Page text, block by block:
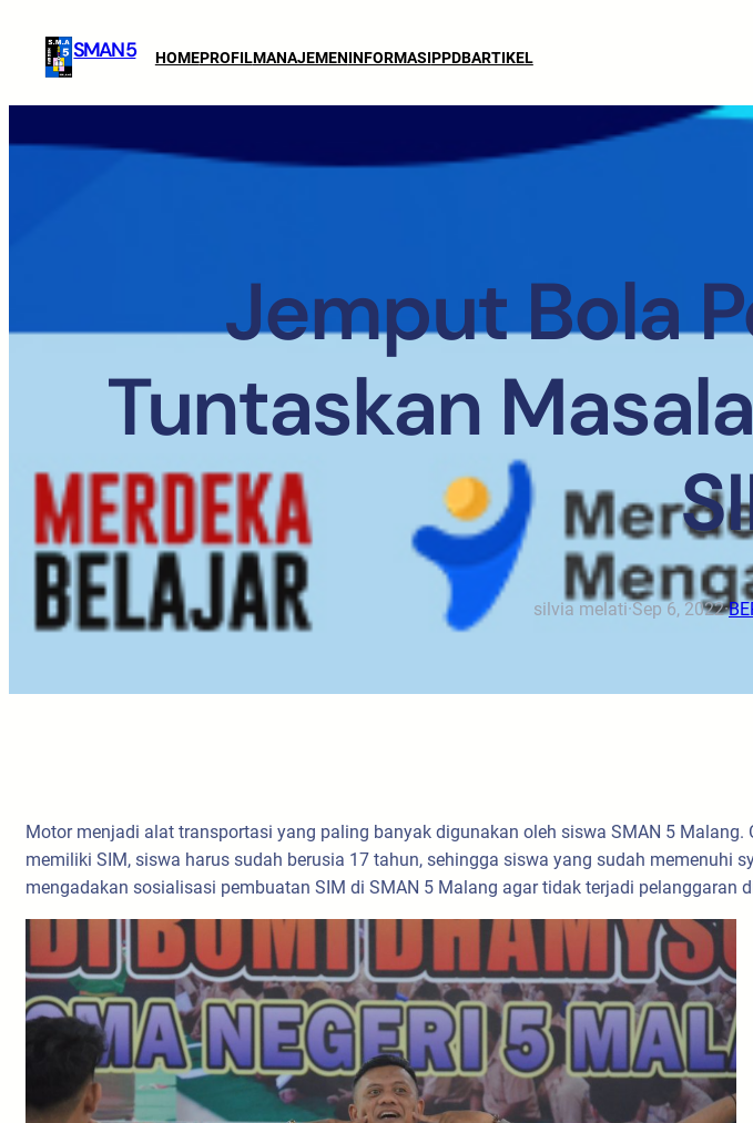
SMAN 5 HOMEPROFILMANAJEMENINFORMASIPPDBARTIKEL
Jemput Bola
Tuntaskan
silvia melati·Sep 6, 2022·
Motor menjadi alat transportasi yang paling banyak digunakan oleh siswa SMAN 5
memiliki SIM, siswa harus sudah berusia 17 tahun, sehingga siswa yang sudah memenuhi
mengadakan sosialisasi pembuatan SIM di SMAN 5 Malang agar tidak terjadi pelanggaran